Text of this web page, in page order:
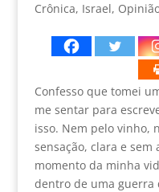
Crônica, Israel,
Confesso que tomei
me sentar para
isso. Nem pelo vinho,
sensação, clara e
momento da minha
dentro de uma guerra